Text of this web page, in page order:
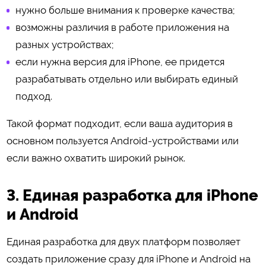
нужно больше внимания к проверке качества;
возможны различия в работе приложения на
разных устройствах;
если нужна версия для iPhone, ее придется
разрабатывать отдельно или выбирать единый
подход.
Такой формат подходит, если ваша аудитория в
основном пользуется Android-устройствами или
если важно охватить широкий рынок.
3. Единая разработка для iPhone
и Android
Единая разработка для двух платформ позволяет
создать приложение сразу для iPhone и Android на